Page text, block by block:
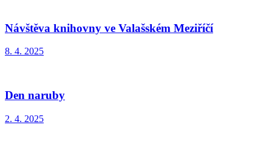
Návštěva knihovny ve Valašském Meziříčí
8. 4. 2025
Den naruby
2. 4. 2025